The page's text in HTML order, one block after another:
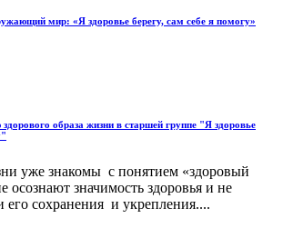
мир: «Я здоровье берегу, сам себе я помогу»
образа жизни в старшей группе "Я здоровье
уже знакомы с понятием «здоровый
осознают значимость здоровья и не
его сохранения и укрепления....